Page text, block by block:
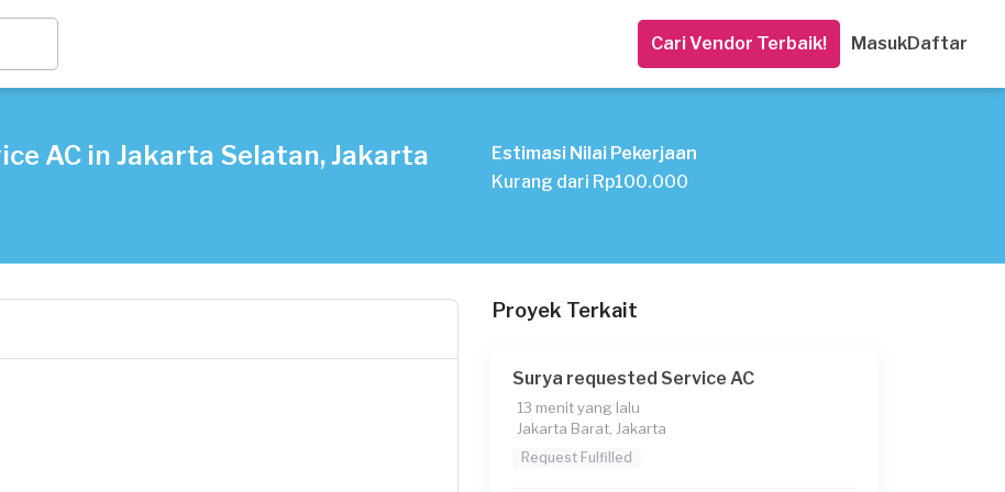
Cari Vendor Terbaik! MasukDaftar
AC in Jakarta Selatan, Jakarta
Estimasi Nilai Pekerjaan
Kurang dari Rp100.000
Proyek Terkait
Surya requested Service AC
13 menit yang lalu
Jakarta Barat, Jakarta
Request Fulfilled